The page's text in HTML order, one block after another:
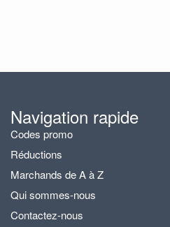
Navigation rapide
Codes promo
Réductions
Marchands de A à Z
Qui sommes-nous
Contactez-nous